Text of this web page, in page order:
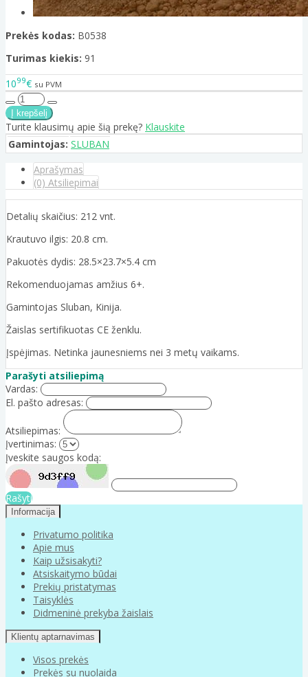
Prekės kodas: B0538
Turimas kiekis: 91
1099€ su PVM
Turite klausimų apie šią prekę? Klauskite
Gamintojas: SLUBAN
Aprašymas
(0) Atsiliepimai
Detalių skaičius: 212 vnt.
Krautuvo ilgis: 20.8 cm.
Pakuotės dydis: 28.5×23.7×5.4 cm
Rekomenduojamas amžius 6+.
Gamintojas Sluban, Kinija.
Žaislas sertifikuotas CE ženklu.
Įspėjimas. Netinka jaunesniems nei 3 metų vaikams.
Parašyti atsiliepimą
Vardas:
El. pašto adresas:
Atsiliepimas:
Įvertinimas:
Įveskite saugos kodą:
Rašyti
Informacija
Privatumo politika
Apie mus
Kaip užsisakyti?
Atsiskaitymo būdai
Prekių pristatymas
Taisyklės
Didmeninė prekyba žaislais
Klientų aptarnavimas
Visos prekės
Prekės su nuolaida